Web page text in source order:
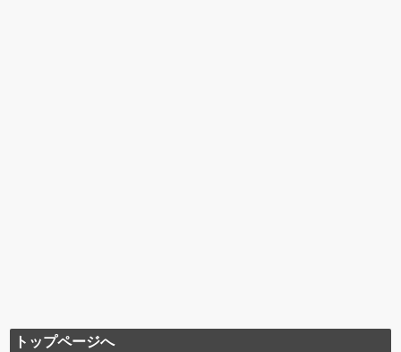
トップページへ